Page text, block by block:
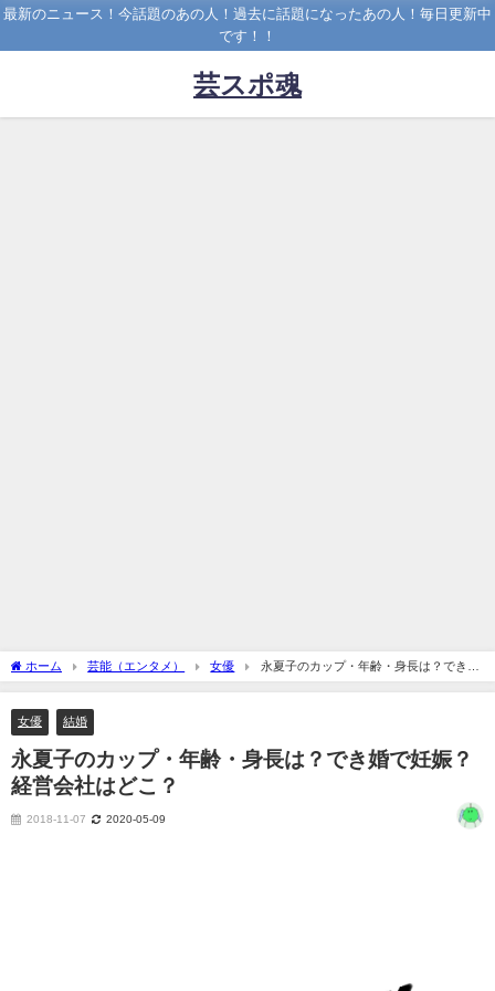
最新のニュース！今話題のあの人！過去に話題になったあの人！毎日更新中
です！！
芸スポ魂
ホーム 芸能（エンタメ） 女優
永夏子のカップ・年齢・身長は？でき婚
で妊娠？経営会社はどこ？
女優 結婚
永夏子のカップ・年齢・身長は？でき婚で妊娠？
経営会社はどこ？
2018-11-07 2020-05-09